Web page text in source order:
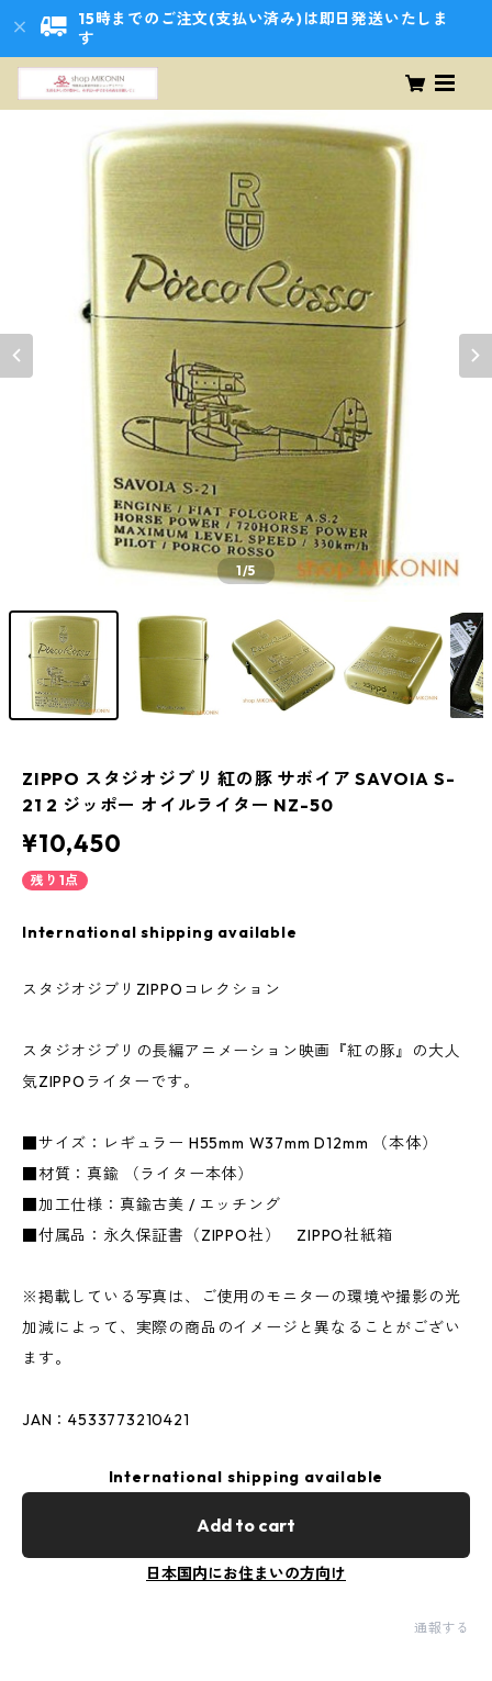
15時までのご注文(支払い済み)は即日発送いたしま
す
1/5
ZIPPO スタジオジブリ 紅の豚 サボイア SAVOIA S-
21 2 ジッポー オイルライター NZ-50
¥10,450
残り1点
International shipping available
スタジオジブリZIPPOコレクション
スタジオジブリの長編アニメーション映画『紅の豚』の大人
気ZIPPOライターです。
■サイズ：レギュラー H55mm W37mm D12mm （本体）
■材質：真鍮 （ライター本体）
■加工仕様：真鍮古美 / エッチング
■付属品：永久保証書（ZIPPO社） ZIPPO社紙箱
※掲載している写真は、ご使用のモニターの環境や撮影の光
加減によって、実際の商品のイメージと異なることがござい
ます。
JAN：4533773210421
International shipping available
Add to cart
日本国内にお住まいの方向け
通報する